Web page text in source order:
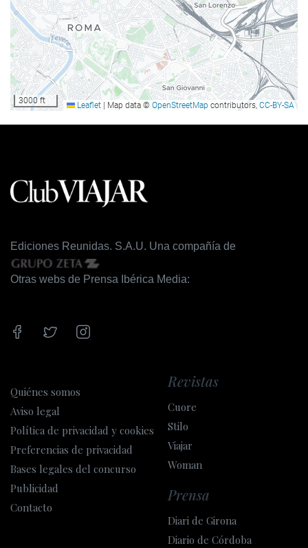
Takarítás
Mosoda
3000 ft Leaflet Map data © OpenStreetMap contributors, CC-BY-SA
Ediciones Reunidas. S.A.U. Una compañía de
Otras webs de Prensa Ibérica Media:
Quiénes somos
Aviso legal
Política de privacidad y cookies
Preferencias de privacidad
Bases legales del concurso
Publicidad
Contacto
Revistas
Cuore
Stilo
Viajar
Woman
Prensa
Diari de Girona
Diario de Córdoba